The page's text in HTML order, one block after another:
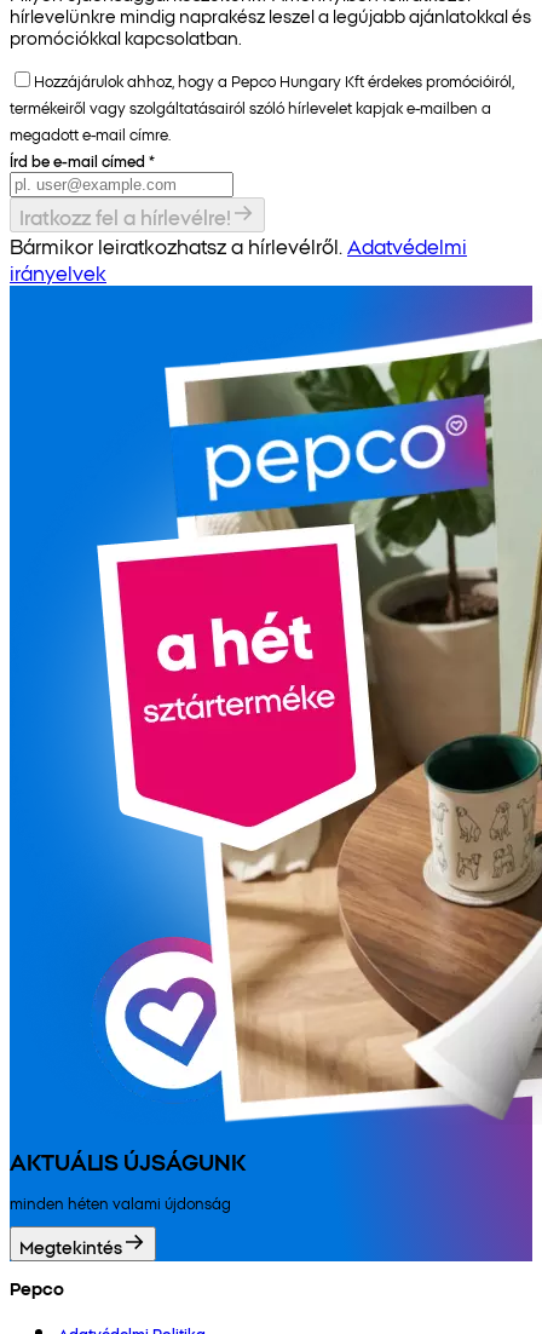
hírlevelünkre mindig naprakész leszel a legújabb ajánlatokkal és
promóciókkal kapcsolatban.
Hozzájárulok ahhoz, hogy a Pepco Hungary Kft érdekes promócióiról,
termékeiről vagy szolgáltatásairól szóló hírlevelet kapjak e-mailben a
megadott e-mail címre.
Írd be e-mail címed *
Iratkozz fel a hírlevélre!
Bármikor leiratkozhatsz a hírlevélről. Adatvédelmi
irányelvek
AKTUÁLIS ÚJSÁGUNK
minden héten valami újdonság
Megtekintés
Pepco